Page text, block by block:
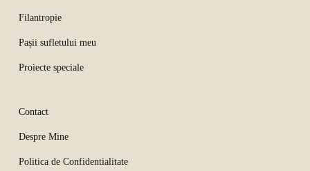
Filantropie
Pașii sufletului meu
Proiecte speciale
Contact
Despre Mine
Politica de Confidentialitate